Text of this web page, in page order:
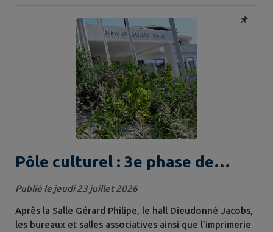
pluriprofessionnel s’installe aux abords du parking La
Poste/Jean Jaurès , porté par 4 pédiatres. Accompagné
par la SAGEP, ce projet s’inscrit dans le cadre du
programme municipal de...
Pôle culturel : 3e phase de
travaux
Publié le jeudi 23 juillet 2026
Après la Salle Gérard Philipe, le hall Dieudonné Jacobs,
les bureaux et salles associatives ainsi que l’imprimerie